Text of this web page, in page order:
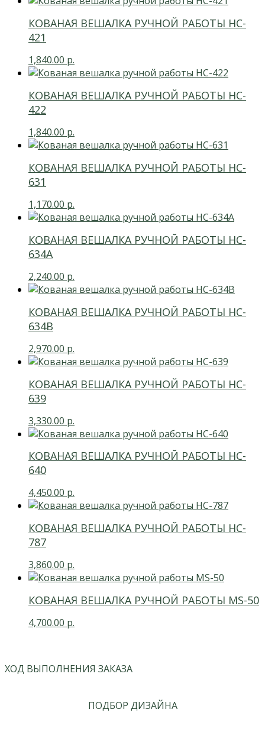
КОВАНАЯ ВЕШАЛКА РУЧНОЙ РАБОТЫ HC-
421
1,840.00 р.
КОВАНАЯ ВЕШАЛКА РУЧНОЙ РАБОТЫ HC-
422
1,840.00 р.
КОВАНАЯ ВЕШАЛКА РУЧНОЙ РАБОТЫ HC-
631
1,170.00 р.
КОВАНАЯ ВЕШАЛКА РУЧНОЙ РАБОТЫ HC-
634А
2,240.00 р.
КОВАНАЯ ВЕШАЛКА РУЧНОЙ РАБОТЫ HC-
634В
2,970.00 р.
КОВАНАЯ ВЕШАЛКА РУЧНОЙ РАБОТЫ HC-
639
3,330.00 р.
КОВАНАЯ ВЕШАЛКА РУЧНОЙ РАБОТЫ HC-
640
4,450.00 р.
КОВАНАЯ ВЕШАЛКА РУЧНОЙ РАБОТЫ HC-
787
3,860.00 р.
КОВАНАЯ ВЕШАЛКА РУЧНОЙ РАБОТЫ MS-50
4,700.00 р.
ХОД ВЫПОЛНЕНИЯ ЗАКАЗА
ПОДБОР ДИЗАЙНА